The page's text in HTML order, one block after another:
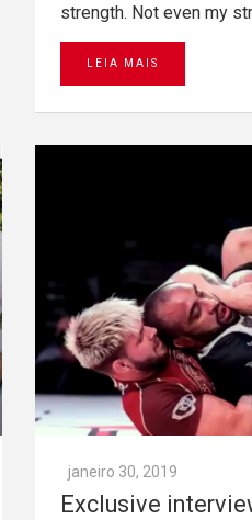
strength. Not even my
LEIA MAIS
janeiro 30, 2019
Exclusive